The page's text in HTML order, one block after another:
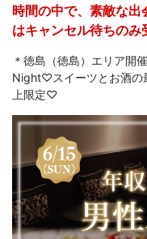
時間の中で、素敵な
はキャンセル待ちのみ
＊徳島（徳島）エリア開
Night♡スイーツとお酒の
上限定♡